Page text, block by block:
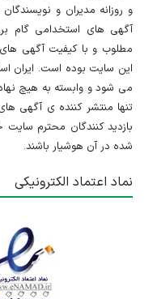
و روزانه مدیران و
آگهی های استخدامی گام
مطلوب و با کیفیت آگهی
این سایت بوده است. ایران
می شود و وابسته به هیچ
تنها منتشر کننده ی آگهی
بازدید کنندگان محترم
شده در آن هوشیار باشند.
نماد اعتماد الکترونیکی